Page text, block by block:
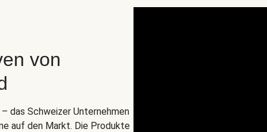
von
das Schweizer Unternehmen
auf den Markt. Die Produkte